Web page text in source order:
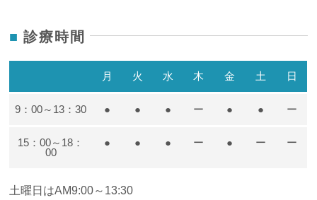
診療時間
月 火 水 木 金 土 日
9：00～13：30 ● ● ● ー ● ● ー
15：00～18：
00
● ● ● ー ● ー ー
土曜日はAM9:00～13:30